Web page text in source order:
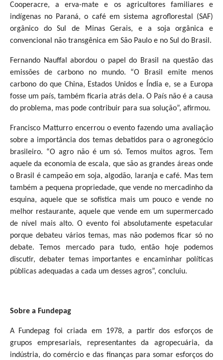
Cooperacre, a erva-mate e os agricultores familiares e
indígenas no Paraná, o café em sistema agroflorestal (SAF)
orgânico do Sul de Minas Gerais, e a soja orgânica e
convencional não transgênica em São Paulo e no Sul do Brasil.
Fernando Nauffal abordou o papel do Brasil na questão das
emissões de carbono no mundo. “O Brasil emite menos
carbono do que China, Estados Unidos e Índia e, se a Europa
fosse um país, também ficaria atrás dela. O País não é a causa
do problema, mas pode contribuir para sua solução”, afirmou.
Francisco Matturro encerrou o evento fazendo uma avaliação
sobre a importância dos temas debatidos para o agronegócio
brasileiro. “O agro não é um só. Temos muitos agros. Tem
aquele da economia de escala, que são as grandes áreas onde
o Brasil é campeão em soja, algodão, laranja e café. Mas tem
também a pequena propriedade, que vende no mercadinho da
esquina, aquele que se sofistica mais um pouco e vende no
melhor restaurante, aquele que vende em um supermercado
de nível mais alto. O evento foi absolutamente espetacular
porque debateu vários temas, mas não podemos ficar só no
debate. Temos mercado para tudo, então hoje podemos
discutir, debater temas importantes e encaminhar políticas
públicas adequadas a cada um desses agros”, concluiu.
Sobre a Fundepag
A Fundepag foi criada em 1978, a partir dos esforços de
grupos empresariais, representantes da agropecuária, da
indústria, do comércio e das finanças para somar esforços do